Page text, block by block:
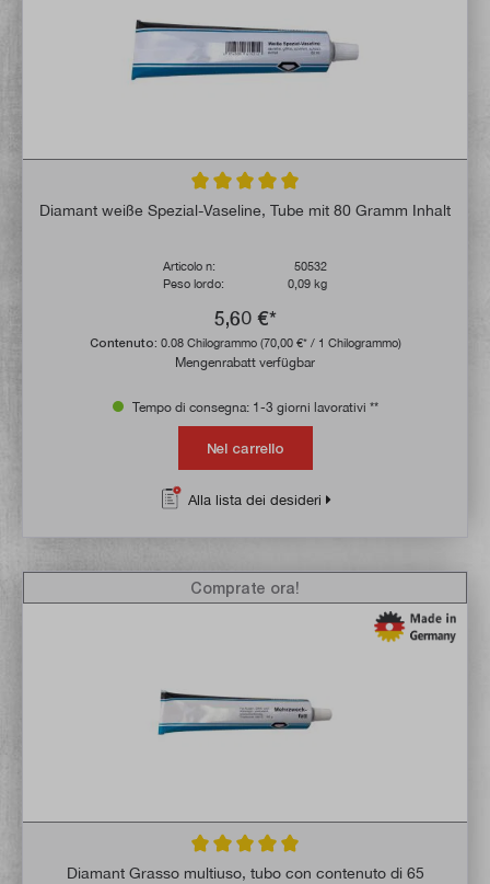
Valutazione media di 5 su 5 stelle
Diamant weiße Spezial-Vaseline, Tube mit 80 Gramm Inhalt
Articolo n:
50532
Peso lordo:
0,09 kg
5,60 €*
Contenuto: 0.08 Chilogrammo (70,00 €* / 1 Chilogrammo)
Mengenrabatt verfügbar
Tempo di consegna: 1-3 giorni lavorativi **
Nel carrello
Alla lista dei desideri
Valutazione media di 5 su 5 stelle
Diamant Grasso multiuso, tubo con contenuto di 65
Comprate ora!